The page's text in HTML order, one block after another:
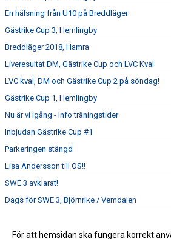
En hälsning från U10 på Breddläger
Gästrike Cup 3, Hemlingby
Breddläger 2018, Hamra
Liveresultat DM, Gästrike Cup och LVC Kval
LVC kval, DM och Gästrike Cup 2 på söndag!
Gästrike Cup 1, Hemlingby
Nu är vi igång - Info träningstider
Inbjudan Gästrike Cup #1
Parkeringen stängd
Lisa Andersson till OS!!
SWE 3 avklarat!
Dags för SWE 3, Björnrike / Vemdalen
SWE 2 - Läger i Björnrike
För att hemsidan ska fungera korrekt